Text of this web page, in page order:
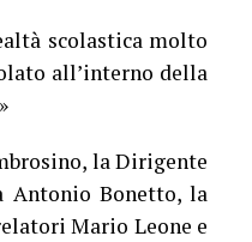
scolastica molto
all’interno della
la Dirigente
Antonio Bonetto, la
Mario Leone e